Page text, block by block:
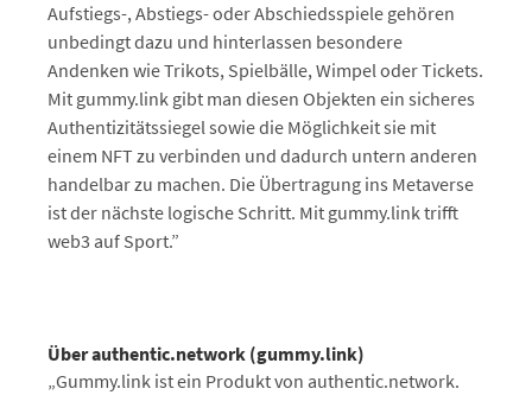
Aufstiegs-, Abstiegs- oder Abschiedsspiele gehören
unbedingt dazu und hinterlassen besondere
Andenken wie Trikots, Spielbälle, Wimpel oder Tickets.
Mit gummy.link gibt man diesen Objekten ein sicheres
Authentizitätssiegel sowie die Möglichkeit sie mit
einem NFT zu verbinden und dadurch untern anderen
handelbar zu machen. Die Übertragung ins Metaverse
ist der nächste logische Schritt. Mit gummy.link trifft
web3 auf Sport.”
Über authentic.network (gummy.link)
„Gummy.link ist ein Produkt von authentic.network.